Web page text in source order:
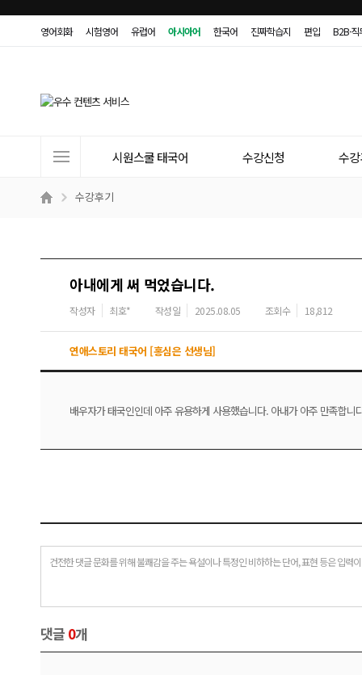
영어회화 시험영어 유럽어 아시아어 한국어 진짜학습지 편입 B2B·
트
시원스쿨 태국어 수강신청 수
수강후기
아내에게 써 먹었습니다.
작성자 최호* 작성일 2025.08.05 조회수 18,812
연애스토리 태국어 [홍심은 선생님]
배우자가 태국인인데 아주 유용하게 사용했습니다. 아내가 아주 만족합니
건전한 댓글 문화를 위해 불쾌감을 주는 욕설이나 특정인 비하하는 단어, 표현 등은 입력
댓글 0개